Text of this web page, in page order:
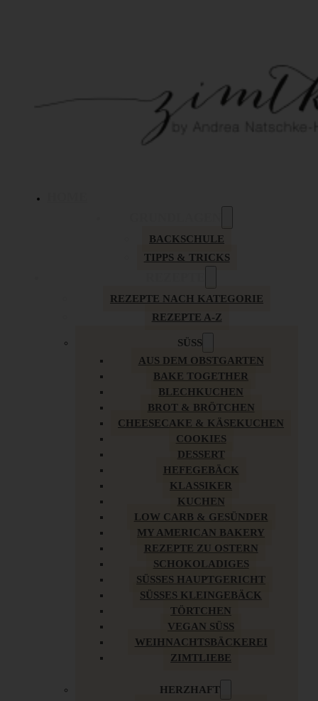
BACKSCHULE
TIPPS & TRICKS
REZEPTE NACH KATEGORIE
REZEPTE A-Z
SÜSS
AUS DEM OBSTGARTEN
BAKE TOGETHER
BLECHKUCHEN
BROT & BRÖTCHEN
CHEESECAKE & KÄSEKUCHEN
COOKIES
DESSERT
HEFEGEBÄCK
KLASSIKER
KUCHEN
LOW CARB & GESÜNDER
MY AMERICAN BAKERY
REZEPTE ZU OSTERN
SCHOKOLADIGES
SÜSSES HAUPTGERICHT
SÜSSES KLEINGEBÄCK
TÖRTCHEN
VEGAN SÜSS
WEIHNACHTSBÄCKEREI
ZIMTLIEBE
HERZHAFT